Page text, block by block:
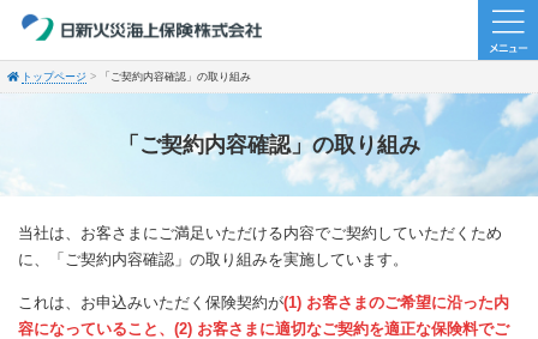
トップページ 「ご契約内容確認」の取り組み
「ご契約内容確認」の取り組み
当社は、お客さまにご満足いただける内容でご契約していただくため
に、「ご契約内容確認」の取り組みを実施しています。
これは、お申込みいただく保険契約が(1) お客さまのご希望に沿った内
容になっていること、(2) お客さまに適切なご契約を適正な保険料でご